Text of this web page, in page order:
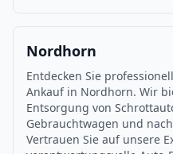
Nordhorn
Entdecken Sie
Ankauf in Nordhorn. Wir
Entsorgung von
Gebrauchtwagen und
Vertrauen Sie auf unsere